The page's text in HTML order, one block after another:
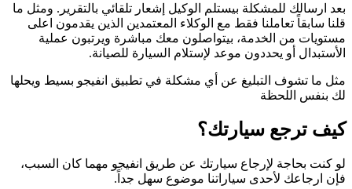
بعد ارسالك للمشكلة بيستلم الوكيل إشعار تلقائي بالتقرير. ومثل ما
قلنا سابقاً تعاملنا فقط مع الوكلاء المعتمدين الذين يقدمون اعلى
مستويات من الخدمة، بيتواصلون معك مباشرة ويرتبون عملية
الأستبدال أو يحددون موعد لإستلام السيارة للصيانة.
مثل ما تشوف التبليغ عن أي مشكلة في تطبيق انفيجو بسيط ويحلها
لك بنفس اللحظة
كيف ترجع سيارتك؟
لو كنت بحاجة لإرجاع سيارتك عن طريق انفيجو مهما كان السبب،
فإن ارجاعك لأحدى سياراتنا موضوع سهل جداً.